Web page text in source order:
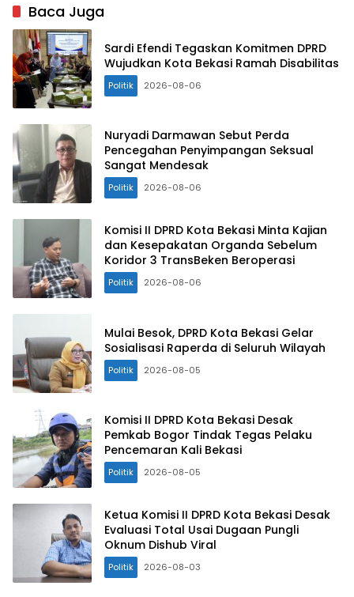
Rojak.
(poto:Ist)
Baca Juga
Sardi Efendi Tegaskan Komitmen DPRD
Wujudkan Kota Bekasi Ramah Disabilitas
Politik 2026-08-06
Nuryadi Darmawan Sebut Perda
Pencegahan Penyimpangan Seksual
Sangat Mendesak
Politik 2026-08-06
Komisi II DPRD Kota Bekasi Minta Kajian
dan Kesepakatan Organda Sebelum
Koridor 3 TransBeken Beroperasi
Politik 2026-08-06
Mulai Besok, DPRD Kota Bekasi Gelar
Sosialisasi Raperda di Seluruh Wilayah
Politik 2026-08-05
Komisi II DPRD Kota Bekasi Desak
Pemkab Bogor Tindak Tegas Pelaku
Pencemaran Kali Bekasi
Politik 2026-08-05
Ketua Komisi II DPRD Kota Bekasi Desak
Evaluasi Total Usai Dugaan Pungli
Oknum Dishub Viral
Politik 2026-08-03